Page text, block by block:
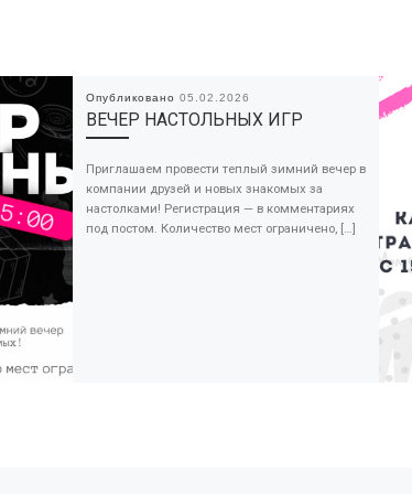
Опубликовано 05.02.2026
ВЕЧЕР НАСТОЛЬНЫХ ИГР
Приглашаем провести теплый зимний вечер в
компании друзей и новых знакомых за
настолками! Регистрация — в комментариях
под постом. Количество мест ограничено, […]